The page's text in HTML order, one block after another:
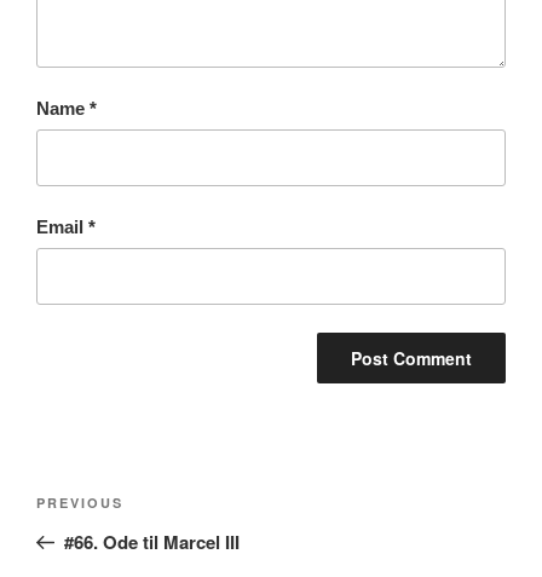
Name *
Email *
Previous
Post
PREVIOUS
#66. Ode til Marcel III